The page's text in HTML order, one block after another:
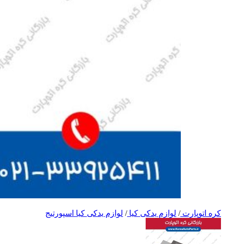
کره اتوپارت/ لوازم یدکی کیا/ لوازم یدکی کیا اسپورتیج